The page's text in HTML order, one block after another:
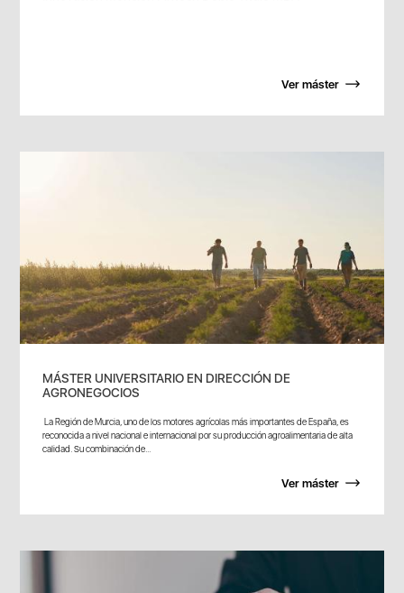
Ver máster
MÁSTER UNIVERSITARIO EN DIRECCIÓN DE
AGRONEGOCIOS
La Región de Murcia, uno de los motores agrícolas más importantes de España, es
reconocida a nivel nacional e internacional por su producción agroalimentaria de alta
calidad. Su combinación de...
Ver máster